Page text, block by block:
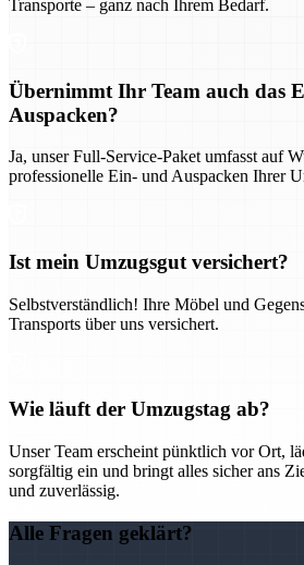
Transporte – ganz nach Ihrem Bedarf.
Übernimmt Ihr Team auch das
Auspacken?
Ja, unser Full-Service-Paket umfasst auf
professionelle Ein- und Auspacken Ihrer
Ist mein Umzugsgut versichert?
Selbstverständlich! Ihre Möbel und
Transports über uns versichert.
Wie läuft der Umzugstag ab?
Unser Team erscheint pünktlich vor Ort,
sorgfältig ein und bringt alles sicher ans
und zuverlässig.
Alle Fragen geklärt?